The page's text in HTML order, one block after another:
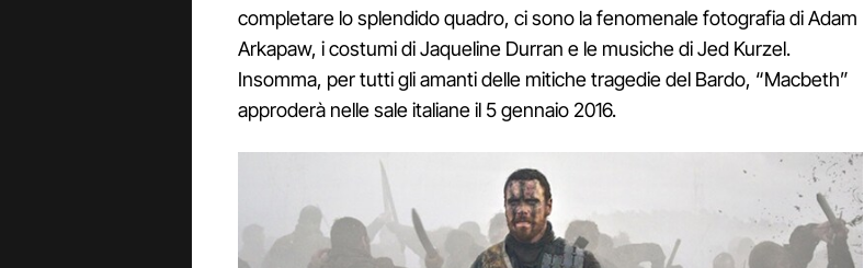
completare lo splendido quadro, ci sono la fenomenale fotografia di Adam
Arkapaw, i costumi di Jaqueline Durran e le musiche di Jed Kurzel.
Insomma, per tutti gli amanti delle mitiche tragedie del Bardo, “Macbeth”
approderà nelle sale italiane il 5 gennaio 2016.